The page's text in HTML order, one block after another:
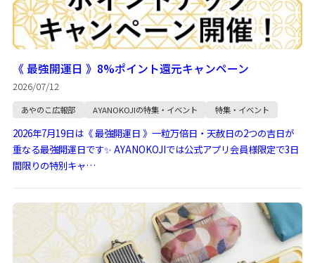
《 最強開運日 》8%ポイント還元キャンペーン
2026/07/12
あやのこ広報部 AYANOKOJIの特集・イベント 特集・イベント
2026年7月19日は《 最強開運日 》一粒万倍日・天赦日の2つの吉日が
重なる最強開運日です✨ AYANOKOJIでは公式アプリ会員様限定で3日
間限りの特別キャ…